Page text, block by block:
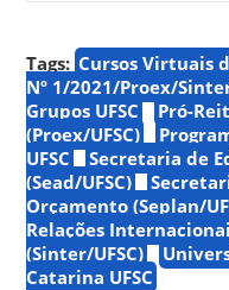
Tags: Cursos Virtuais
Nº 1/2021/Proex/
Grupos UFSC
Pró-
(Proex/UFSC)
UFSC
Secretaria de
(Sead/UFSC)
Orçamento (Seplan/
Relações
(Sinter/UFSC)
Catarina UFSC